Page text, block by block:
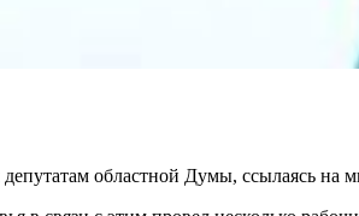
областной Думы, ссылаясь на